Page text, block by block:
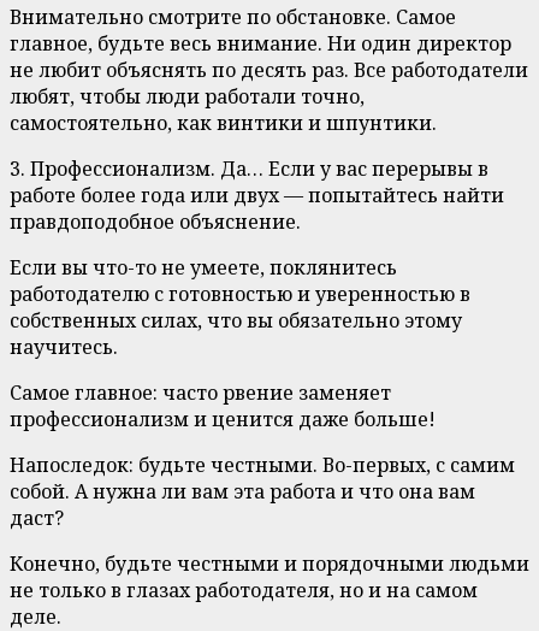
Внимательно смотрите по обстановке. Самое
главное, будьте весь внимание. Ни один директор
не любит объяснять по десять раз. Все работодатели
любят, чтобы люди работали точно,
самостоятельно, как винтики и шпунтики.
3. Профессионализм. Да… Если у вас перерывы в
работе более года или двух — попытайтесь найти
правдоподобное объяснение.
Если вы что-то не умеете, поклянитесь
работодателю с готовностью и уверенностью в
собственных силах, что вы обязательно этому
научитесь.
Самое главное: часто рвение заменяет
профессионализм и ценится даже больше!
Напоследок: будьте честными. Во-первых, с самим
собой. А нужна ли вам эта работа и что она вам
даст?
Конечно, будьте честными и порядочными людьми
не только в глазах работодателя, но и на самом
деле.